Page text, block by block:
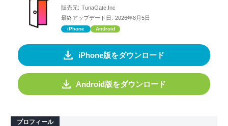
販売元: TunaGate.Inc
最終アップデート日: 2026年8月5日
iPhone Android
iPhone版をダウンロード
Android版をダウンロード
プロフィール